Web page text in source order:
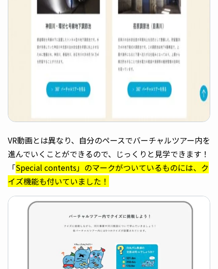
VR動画とは異なり、自分のペースでバーチャルツアー内を
進んでいくことができるので、じっくりと見学できます！
「Special contents」のマークがついているものには、ク
イズ機能も付いていました！